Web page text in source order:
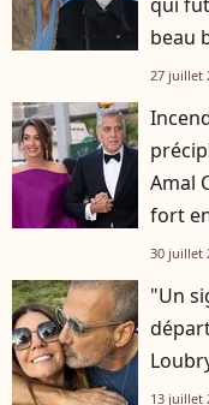
beau
27 juillet
Amal
fort
30 juillet
"Un
13 juillet